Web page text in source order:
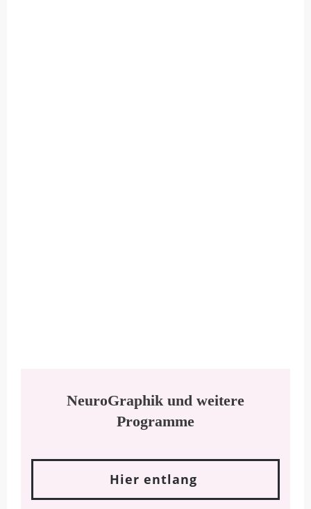
NeuroGraphik und weitere
Programme
Hier entlang